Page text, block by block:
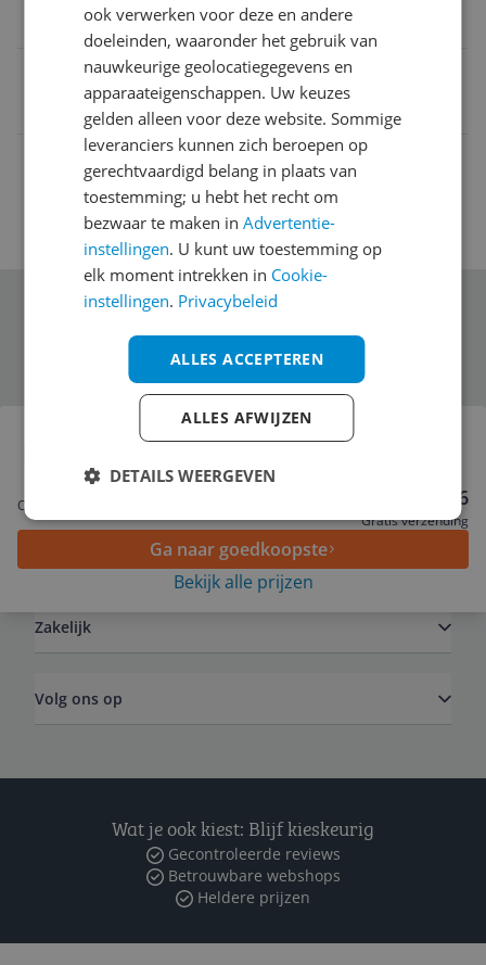
Belangrijkste kenmerken
4260255968982
MAGFORMERS ® Wonder Creator Set
Onbekend € 203,26
Gratis verzending
Ga naar goedkoopste
Bekijk alle prijzen
Schrijf je in voor onze nieuwsbrief
Service
Zakelijk
Volg ons op
Wat je ook kiest: Blijf kieskeurig
Gecontroleerde reviews
Betrouwbare webshops
Heldere prijzen
ook verwerken voor deze en andere
doeleinden, waaronder het gebruik van
nauwkeurige geolocatiegegevens en
apparaateigenschappen. Uw keuzes
gelden alleen voor deze website. Sommige
leveranciers kunnen zich beroepen op
gerechtvaardigd belang in plaats van
toestemming; u hebt het recht om
bezwaar te maken inAdvertentie-
instellingen. U kunt uw toestemming op
elk moment intrekken in Cookie-
instellingen. Privacybeleid
ALLES ACCEPTEREN
ALLES AFWIJZEN
DETAILS WEERGEVEN